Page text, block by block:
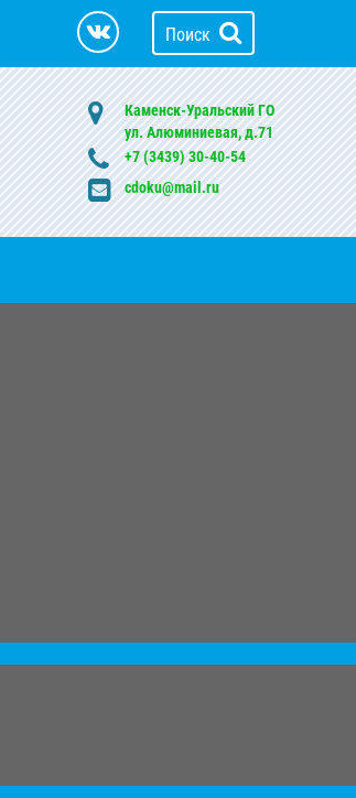
Поиск
Каменск-Уральский ГО
ул. Алюминиевая, д.71
+7 (3439) 30-40-54
cdoku@mail.ru